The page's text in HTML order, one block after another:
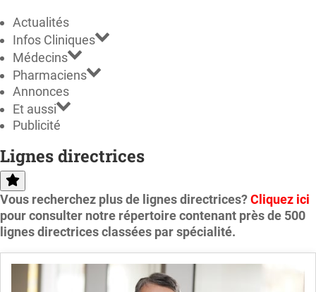
Actualités
Infos Cliniques
Médecins
Pharmaciens
Annonces
Et aussi
Publicité
Lignes directrices
Vous recherchez plus de lignes directrices?Cliquez ici
pour consulter notre répertoire contenant près de 500
lignes directrices classées par spécialité.